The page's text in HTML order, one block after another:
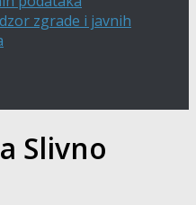
zgrade i javnih
Slivno